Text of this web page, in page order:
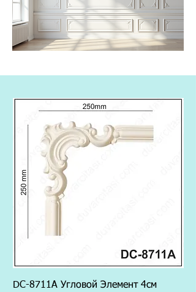
DC-8711A Угловой Элемент 4см